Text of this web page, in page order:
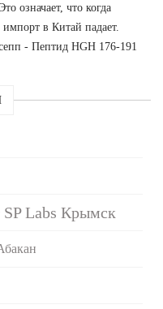
означает, что когда
в Китай падает.
- Пептид HGH 176-191
Labs Крымск